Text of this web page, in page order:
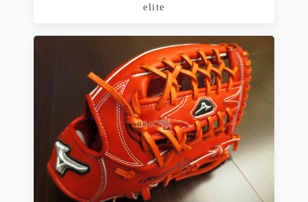
elite